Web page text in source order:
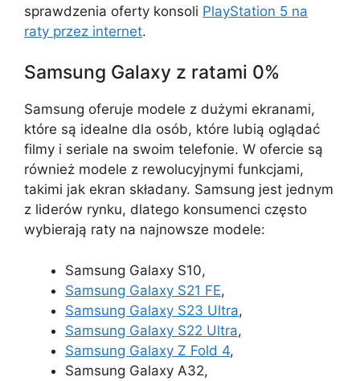
sprawdzenia oferty konsoli PlayStation 5 na
raty przez internet.
Samsung Galaxy z ratami 0%
Samsung oferuje modele z dużymi ekranami,
które są idealne dla osób, które lubią oglądać
filmy i seriale na swoim telefonie. W ofercie są
również modele z rewolucyjnymi funkcjami,
takimi jak ekran składany. Samsung jest jednym
z liderów rynku, dlatego konsumenci często
wybierają raty na najnowsze modele:
Samsung Galaxy S10,
Samsung Galaxy S21 FE,
Samsung Galaxy S23 Ultra,
Samsung Galaxy S22 Ultra,
Samsung Galaxy Z Fold 4,
Samsung Galaxy A32,